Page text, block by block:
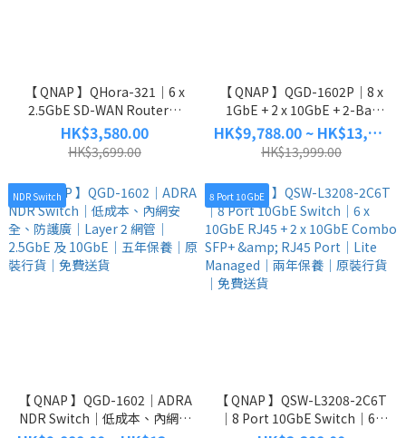
【 QNAP 】QHora-321｜6 x
2.5GbE SD-WAN Router｜
Site to Site VPN｜一鍵打通兩
地網絡｜兩年保養｜原裝行貨
｜免費送貨
HK$3,580.00
HK$3,699.00
【 QNAP 】QGD-1602P｜8 x
1GbE + 2 x 10GbE + 2-Bay
NAS｜兩年保養｜原裝行貨｜
免費送貨
HK$9,788.00 ~ HK$13,788.00
HK$13,999.00
NDR Switch
【 QNAP 】QGD-1602｜ADRA
NDR Switch｜低成本、內網安
8 Port 10GbE
【 QNAP 】QSW-L3208-2C6T
｜8 Port 10GbE Switch｜6 x